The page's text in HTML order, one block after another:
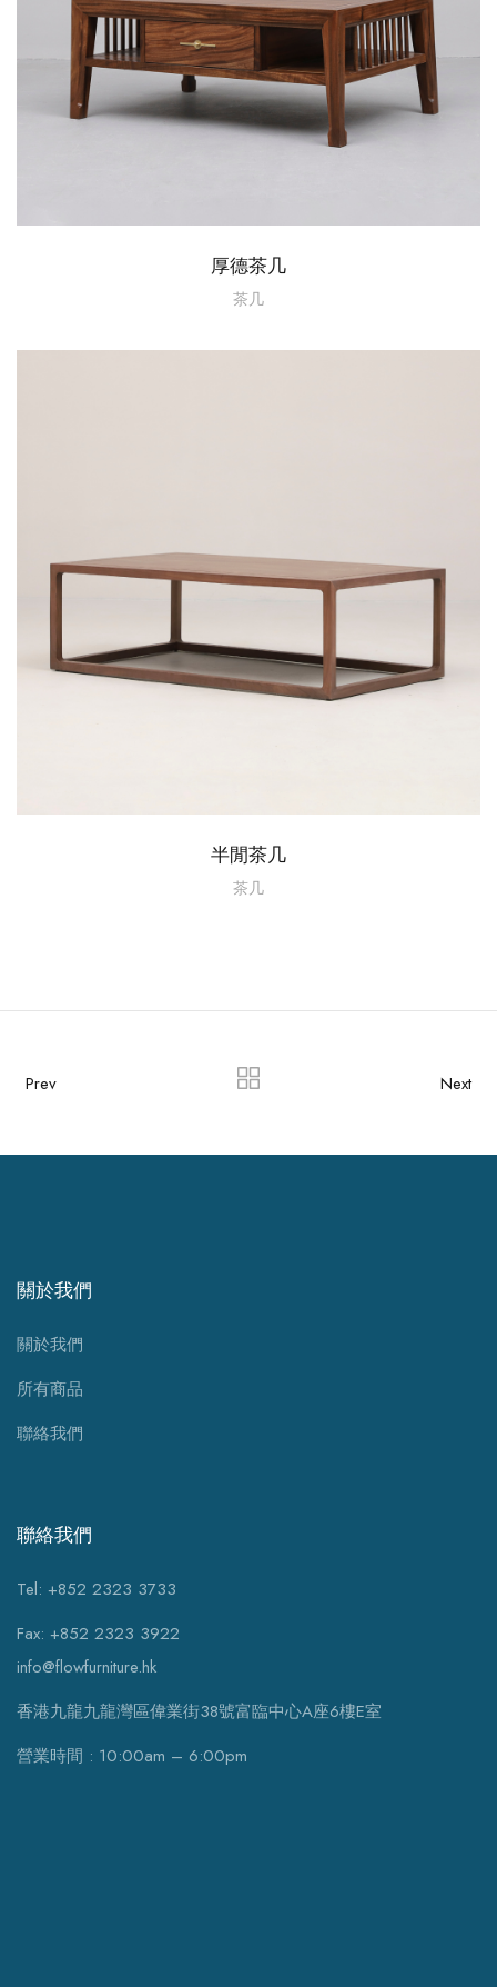
厚德茶几
茶几
半閒茶几
茶几
Prev Next
關於我們
關於我們
所有商品
聯絡我們
聯絡我們
Tel: +852 2323 3733
Fax: +852 2323 3922
info@flowfurniture.hk
香港九龍九龍灣區偉業街38號富臨中心A座6樓E室
營業時間 : 10:00am – 6:00pm